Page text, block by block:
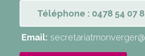
Téléphone : 0478 54 07
Email: